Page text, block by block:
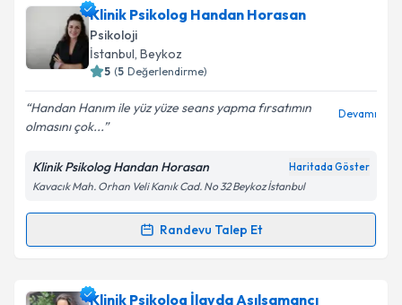
kapsamda işlenmesini kabul ediyorum.
Takvim Talebini Gönder
Klinik Psikolog Sena Elbirlikiçin randevu takvimi
talebi oluşturun. Size bu uzmandan randevu almanız
için bir takvim hazırlandığında e-posta ile
bilgilendireceğiz.
E-posta Adresiniz
Kişisel verilerimin işlenmesine ilişkinAydınlatma
Metni'ni okudum ve kişisel verilerimin belirtilen
kapsamda işlenmesini kabul ediyorum.
Klinik Psikolog Handan Horasan
Psikoloji
İstanbul, Beykoz
5 (5 Değerlendirme)
Handan Hanım ile yüz yüze seans yapma fırsatımın
olmasını çok...
Devamı
Klinik Psikolog Handan Horasan Haritada Göster
Kavacık Mah. Orhan Veli Kanık Cad. No 32 Beykoz İstanbul
Randevu Talep Et
Randevu Takvimi Talebi
Klinik Psikolog Handan Horasaniçin randevu
Klinik Psikolog İlayda Asılsamancı